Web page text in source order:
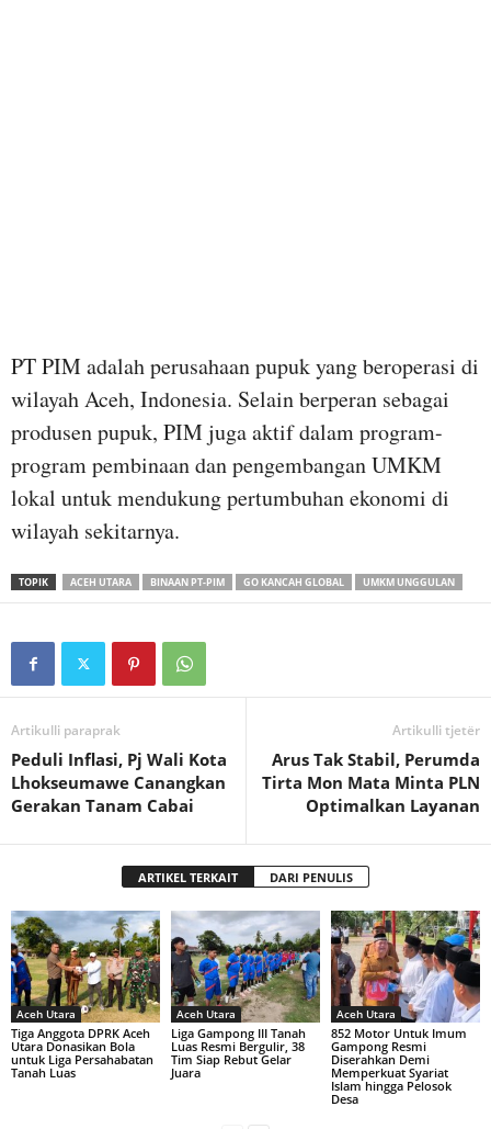
PT PIM adalah perusahaan pupuk yang beroperasi di
wilayah Aceh, Indonesia. Selain berperan sebagai
produsen pupuk, PIM juga aktif dalam program-
program pembinaan dan pengembangan UMKM
lokal untuk mendukung pertumbuhan ekonomi di
wilayah sekitarnya.
TOPIK ACEH UTARA BINAAN PT-PIM GO KANCAH GLOBAL UMKM UNGGULAN
Artikulli paraprak
Peduli Inflasi, Pj Wali Kota
Lhokseumawe Canangkan
Gerakan Tanam Cabai
Artikulli tjetër
Arus Tak Stabil, Perumda
Tirta Mon Mata Minta PLN
Optimalkan Layanan
ARTIKEL TERKAIT DARI PENULIS
Aceh Utara
Tiga Anggota DPRK Aceh
Utara Donasikan Bola
untuk Liga Persahabatan
Tanah Luas
Aceh Utara
Liga Gampong III Tanah
Luas Resmi Bergulir, 38
Tim Siap Rebut Gelar
Juara
Aceh Utara
852 Motor Untuk Imum
Gampong Resmi
Diserahkan Demi
Memperkuat Syariat
Islam hingga Pelosok
Desa